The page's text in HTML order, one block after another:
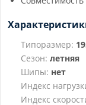
Типоразмер:
Сезон: летняя
Шипы: нет
Индекс
Индекс